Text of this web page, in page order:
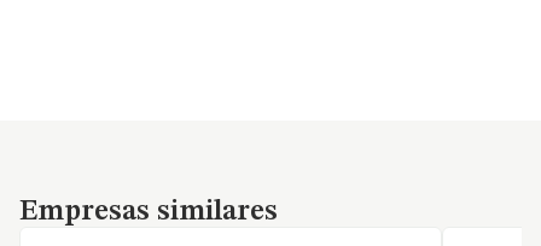
Empresas similares
Empresas similares